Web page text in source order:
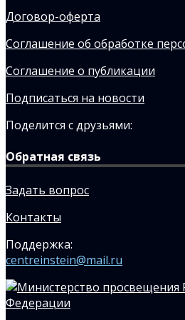
Договор-оферта
Соглашение об обработке
Соглашение о публикации
Подписаться на новости
Поделится с друзьями:
Обратная связь
Задать вопрос
Контакты
Поддержка:
centreinstein@mail.ru